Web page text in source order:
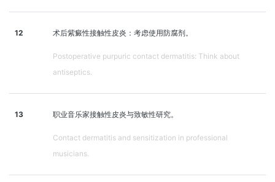
12 术后紫癜性接触性皮炎：考虑使用防腐剂。
Postoperative purpuric contact dermatitis: Think about
antiseptics.
13 职业音乐家接触性皮炎与致敏性研究。
Contact dermatitis and sensitization in professional
musicians.